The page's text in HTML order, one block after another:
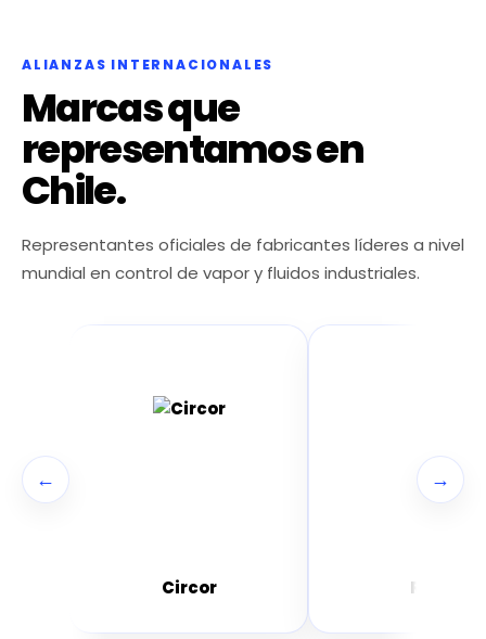
ALIANZAS INTERNACIONALES
Marcas que
representamos en
Chile.
Representantes oficiales de fabricantes líderes a nivel
mundial en control de vapor y fluidos industriales.
←
Circor RTK
→